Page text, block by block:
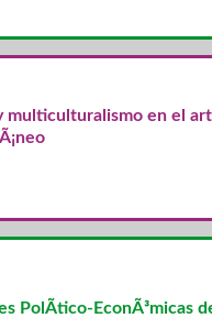
multiculturalismo en el
PolÃ­tico-EconÃ³micas